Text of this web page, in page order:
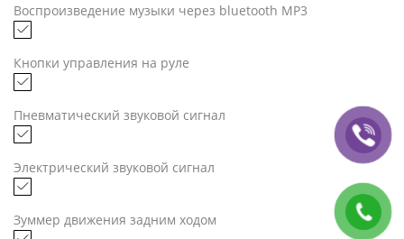
Воспроизведение музыки через bluetooth MP3
Кнопки управления на руле
Пневматический звуковой сигнал
Электрический звуковой сигнал
Зуммер движения задним ходом